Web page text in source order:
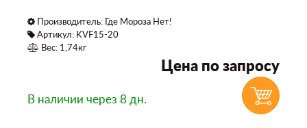
Производитель: Где Мороза Нет!
Артикул: KVF15-20
Вес: 1,74кг
Цена по запросу
В наличии через 8 дн.